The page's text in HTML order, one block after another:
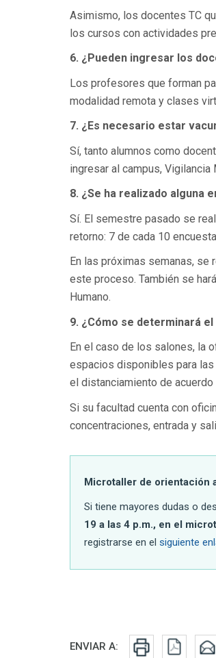
Asimismo, los docentes TC
los cursos con actividades
6. ¿Pueden ingresar los
Los profesores que forman
modalidad remota y clases
7. ¿Es necesario estar
Sí, tanto alumnos como
ingresar al campus,
8. ¿Se ha realizado alguna
Sí. El semestre pasado se
retorno: 7 de cada 10
En las próximas semanas, se
este proceso. También se
Humano.
9. ¿Cómo se determinará
En el caso de los salones, la
espacios disponibles para
el distanciamiento de
Si su facultad cuenta con
concentraciones, entrada y
Microtaller de orientación
Si tiene mayores dudas o
19 a las 4 p.m., en el
registrarse en el siguiente
Redes sociales
ENVIAR A: